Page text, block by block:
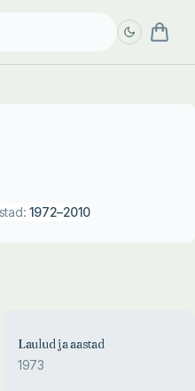
1972–2010
Laulud ja aastad
1973